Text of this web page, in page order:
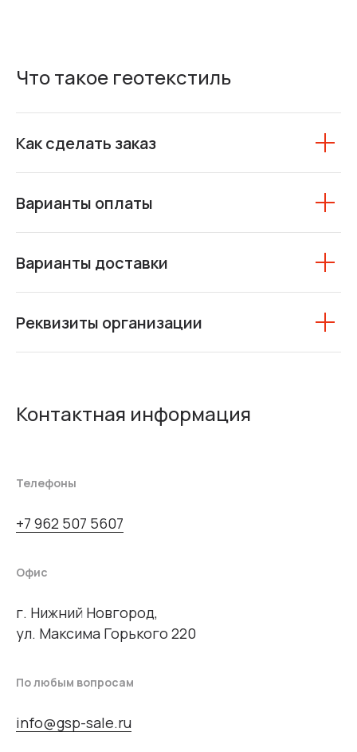
Что такое геотекстиль
Как сделать заказ
Варианты оплаты
Варианты доставки
Реквизиты организации
Контактная информация
Телефоны
+7 962 507 5607
Офис
г. Нижний Новгород,
ул. Максима Горького 220
По любым вопросам
info@gsp-sale.ru